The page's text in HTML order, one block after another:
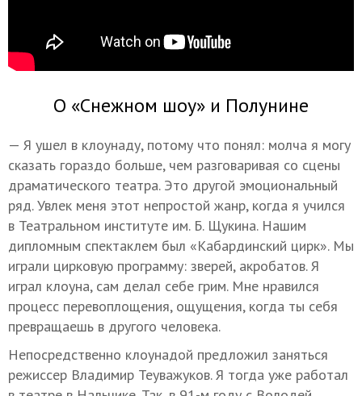
О «Снежном шоу» и Полунине
— Я ушел в клоунаду, потому что понял: молча я могу
сказать гораздо больше, чем разговаривая со сцены
драматического театра. Это другой эмоциональный
ряд. Увлек меня этот непростой жанр, когда я учился
в Театральном институте им. Б. Щукина. Нашим
дипломным спектаклем был «Кабардинский цирк». Мы
играли цирковую программу: зверей, акробатов. Я
играл клоуна, сам делал себе грим. Мне нравился
процесс перевоплощения, ощущения, когда ты себя
превращаешь в другого человека.
Непосредственно клоунадой предложил заняться
режиссер Владимир Теуважуков. Я тогда уже работал